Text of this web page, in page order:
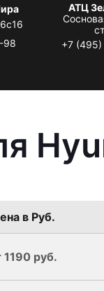
98
АТЦ
+7
в Руб.
1190 руб.